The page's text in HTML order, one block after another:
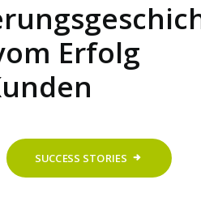
Erfolg
SUCCESS STORIES